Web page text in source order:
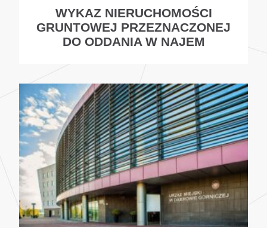
WYKAZ NIERUCHOMOŚCI
GRUNTOWEJ PRZEZNACZONEJ
DO ODDANIA W NAJEM